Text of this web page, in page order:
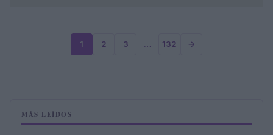
1 2 3 … 132 →
MÁS LEÍDOS